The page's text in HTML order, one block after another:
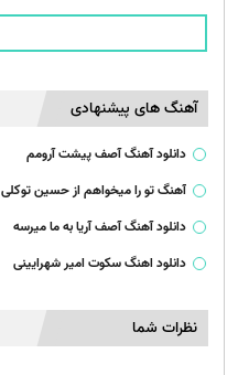
آهنگ های پیشنهادی
دانلود آهنگ آصف پیشت آرومم
آهنگ تو را میخواهم از حسین توکلی
دانلود آهنگ آصف آریا به ما میرسه
دانلود اهنگ سکوت امیر شهرایینی
نظرات شما